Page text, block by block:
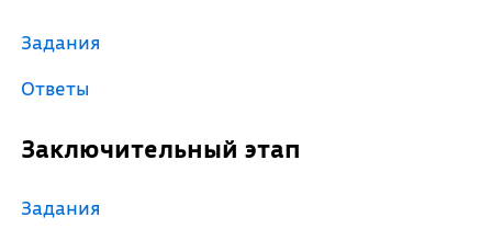
Задания
Ответы
Заключительный этап
Задания